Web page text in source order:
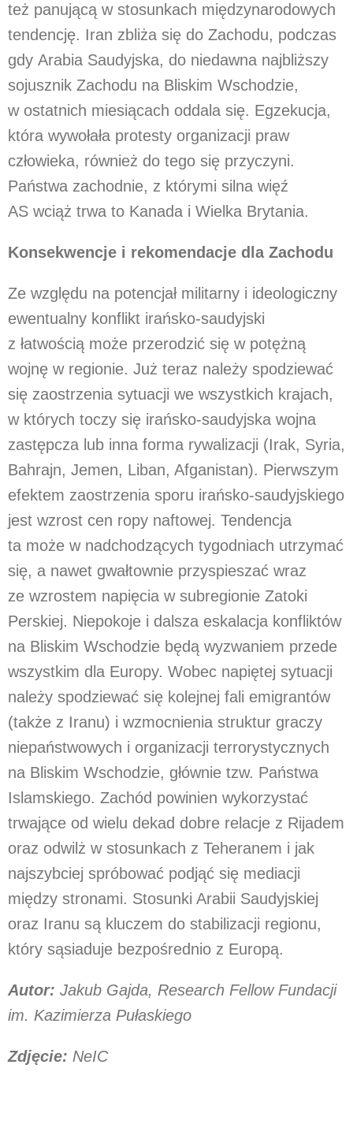
też panującą w stosunkach międzynarodowych
tendencję. Iran zbliża się do Zachodu, podczas
gdy Arabia Saudyjska, do niedawna najbliższy
sojusznik Zachodu na Bliskim Wschodzie,
w ostatnich miesiącach oddala się. Egzekucja,
która wywołała protesty organizacji praw
człowieka, również do tego się przyczyni.
Państwa zachodnie, z którymi silna więź
AS wciąż trwa to Kanada i Wielka Brytania.
Konsekwencje i rekomendacje dla Zachodu
Ze względu na potencjał militarny i ideologiczny
ewentualny konflikt irańsko-saudyjski
z łatwością może przerodzić się w potężną
wojnę w regionie. Już teraz należy spodziewać
się zaostrzenia sytuacji we wszystkich krajach,
w których toczy się irańsko-saudyjska wojna
zastępcza lub inna forma rywalizacji (Irak, Syria,
Bahrajn, Jemen, Liban, Afganistan). Pierwszym
efektem zaostrzenia sporu irańsko-saudyjskiego
jest wzrost cen ropy naftowej. Tendencja
ta może w nadchodzących tygodniach utrzymać
się, a nawet gwałtownie przyspieszać wraz
ze wzrostem napięcia w subregionie Zatoki
Perskiej. Niepokoje i dalsza eskalacja konfliktów
na Bliskim Wschodzie będą wyzwaniem przede
wszystkim dla Europy. Wobec napiętej sytuacji
należy spodziewać się kolejnej fali emigrantów
(także z Iranu) i wzmocnienia struktur graczy
niepaństwowych i organizacji terrorystycznych
na Bliskim Wschodzie, głównie tzw. Państwa
Islamskiego. Zachód powinien wykorzystać
trwające od wielu dekad dobre relacje z Rijadem
oraz odwilż w stosunkach z Teheranem i jak
najszybciej spróbować podjąć się mediacji
między stronami. Stosunki Arabii Saudyjskiej
oraz Iranu są kluczem do stabilizacji regionu,
który sąsiaduje bezpośrednio z Europą.
Autor: Jakub Gajda, Research Fellow Fundacji
im. Kazimierza Pułaskiego
Zdjęcie: NeIC